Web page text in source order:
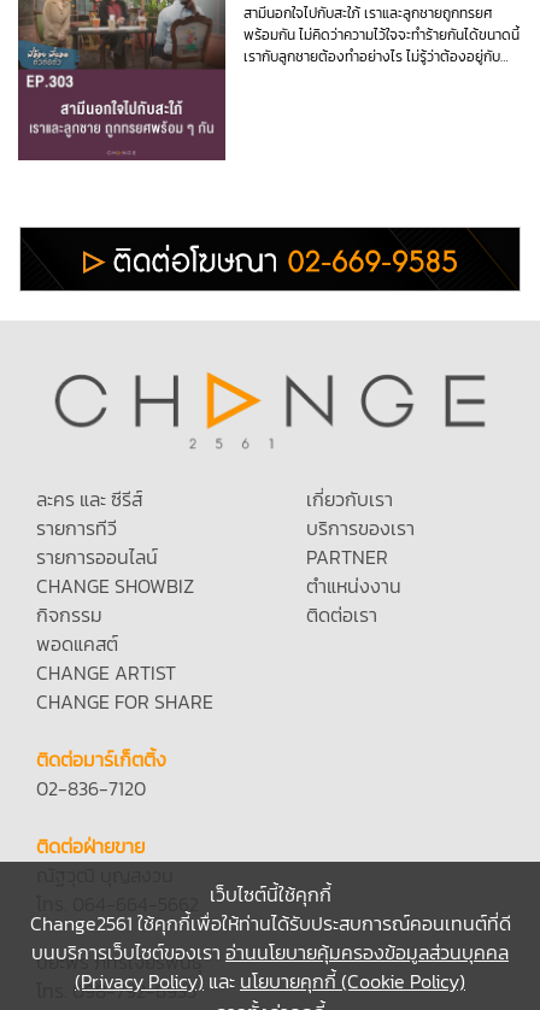
สามีนอกใจไปกับสะใภ้ เราและลูกชายถูกทรยศ
พร้อมกัน ไม่คิดว่าความไว้ใจจะทำร้ายกันได้ขนาดนี้
เรากับลูกชายต้องทำอย่างไร ไม่รู้ว่าต้องอยู่กับ
ละคร และ ซีรีส์
รายการทีวี
รายการออนไลน์
CHANGE SHOWBIZ
กิจกรรม
พอดแคสต์
CHANGE ARTIST
CHANGE FOR SHARE
เกี่ยวกับเรา
บริการของเรา
PARTNER
ตำแหน่งงาน
ติดต่อเรา
ติดต่อมาร์เก็ตติ้ง
02-836-7120
ติดต่อฝ่ายขาย
โทร. 064-664-5662
ปิยะพร ภัทรเจียรพันธุ์
โทร. 098-792-6935
เว็บไซต์นี้ใช้คุกกี้
Change2561 ใช้คุกกี้เพื่อให้ท่านได้รับประสบการณ์คอนเทนต์ที่ดี
บนบริการเว็บไซต์ของเรา อ่านนโยบายคุ้มครองข้อมูลส่วนบุคคล
(Privacy Policy) และ นโยบายคุกกี้ (Cookie Policy)